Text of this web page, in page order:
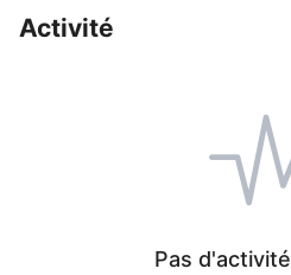
Activité
Pas